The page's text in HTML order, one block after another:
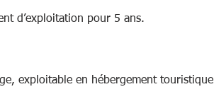
d’exploitation pour 5 ans.
exploitable en hébergement touristique